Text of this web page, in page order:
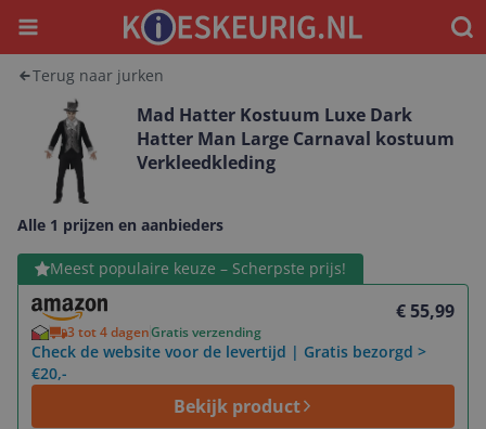
Menu
Terug naar jurken
Mad Hatter Kostuum Luxe Dark
Hatter Man Large Carnaval kostuum
Verkleedkleding
Alle 1 prijzen en aanbieders
Meest populaire keuze – Scherpste prijs!
€ 55,99
3 tot 4 dagenGratis verzending
Check de website voor de levertijd | Gratis bezorgd >
€20,-
Bekijk product
Bekijk product